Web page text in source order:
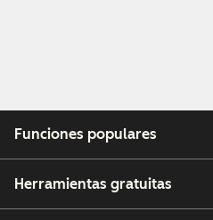
Funciones populares
Herramientas gratuitas